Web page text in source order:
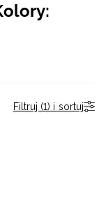
Filtruj (1) i sortuj